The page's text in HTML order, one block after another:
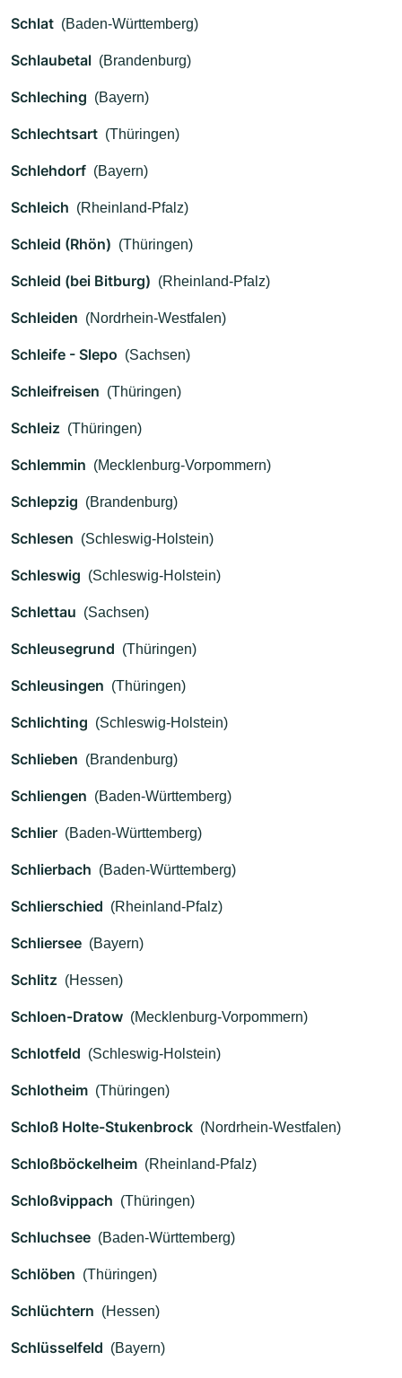
Schlat (Baden-Württemberg)
Schlaubetal (Brandenburg)
Schleching (Bayern)
Schlechtsart (Thüringen)
Schlehdorf (Bayern)
Schleich (Rheinland-Pfalz)
Schleid (Rhön) (Thüringen)
Schleid (bei Bitburg) (Rheinland-Pfalz)
Schleiden (Nordrhein-Westfalen)
Schleife - Slepo (Sachsen)
Schleifreisen (Thüringen)
Schleiz (Thüringen)
Schlemmin (Mecklenburg-Vorpommern)
Schlepzig (Brandenburg)
Schlesen (Schleswig-Holstein)
Schleswig (Schleswig-Holstein)
Schlettau (Sachsen)
Schleusegrund (Thüringen)
Schleusingen (Thüringen)
Schlichting (Schleswig-Holstein)
Schlieben (Brandenburg)
Schliengen (Baden-Württemberg)
Schlier (Baden-Württemberg)
Schlierbach (Baden-Württemberg)
Schlierschied (Rheinland-Pfalz)
Schliersee (Bayern)
Schlitz (Hessen)
Schloen-Dratow (Mecklenburg-Vorpommern)
Schlotfeld (Schleswig-Holstein)
Schlotheim (Thüringen)
Schloß Holte-Stukenbrock (Nordrhein-Westfalen)
Schloßböckelheim (Rheinland-Pfalz)
Schloßvippach (Thüringen)
Schluchsee (Baden-Württemberg)
Schlöben (Thüringen)
Schlüchtern (Hessen)
Schlüsselfeld (Bayern)